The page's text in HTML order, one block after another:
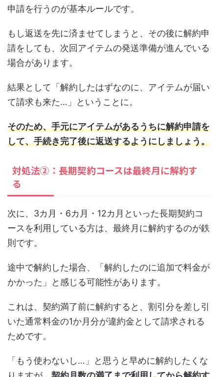
申請を行うのが基本ルールです。
もし返送を先に済ませてしまうと、その後に解約申
請をしても、次回アイテムの発送準備が進んでいる
場合があります。
結果として「解約したはずなのに、アイテムが届い
て請求も来た…」ということに。
そのため、手元にアイテムがあるうちに解約申請を
して、手続き完了後に返送するようにしましょう。
対処法②：長期契約コースは最終月に解約す
る
次に、3カ月・6カ月・12カ月といった長期契約コ
ースを利用している方は、最終月に解約するのが鉄
則です。
途中で解約した場合、「解約したのに追加で料金が
かかった」と感じる可能性があります。
これは、契約満了前に解約すると、割引分を差し引
いた通常料金の1か月分が違約金として請求される
ためです。
「もう使わないし…」と思うと早めに解約したくな